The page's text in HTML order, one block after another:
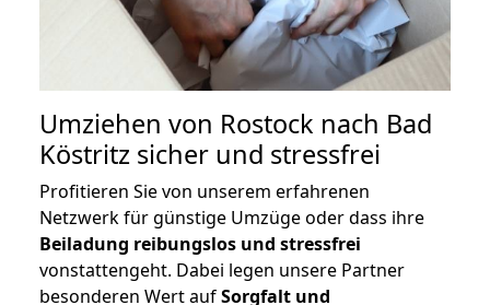
Umziehen von Rostock nach Bad
Köstritz sicher und stressfrei
Profitieren Sie von unserem erfahrenen
Netzwerk für günstige Umzüge oder dass ihre
Beiladung reibungslos und stressfrei
vonstattengeht. Dabei legen unsere Partner
besonderen Wert aufSorgfalt und